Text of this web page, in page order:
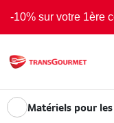
-10% sur votre 1ère
Matériels pour